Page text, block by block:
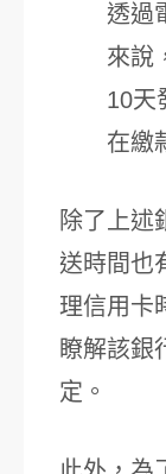
透過
來說
10天
在繳
除了上述
送時間也
理信用卡
瞭解該銀
定。